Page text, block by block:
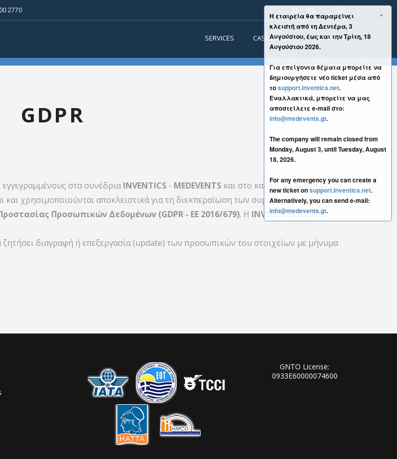
SERVICES CASE STUDIES CONTACT
2770 EL EN
GDPR
στα συνέδρια INVENTICS - MEDEVENTS και στο κανάλιLIVEMEDIA, της
και χρησιμοποιούνται αποκλειστικά για τη διεκπεραίωση των συμφωνηθέντων
Προσωπικών Δεδομένων (GDPR - ΕΕ 2016/679). Η INVENTICS A.E.δεν
διαγραφή ή επεξεργασία (update) των προσωπικών του στοιχείων με μήνυμα
GNTO License:
0933Ε60000074600
×
Η εταιρεία θα παραμείνει
κλειστή από τη Δευτέρα, 3
Αυγούστου, έως και την Τρίτη, 18
Αυγούστου 2026.
Για επείγοντα θέματα μπορείτε να
δημιουργήσετε νέο ticket μέσα από
τοsupport.inventics.net.
Εναλλακτικά, μπορείτε να μας
αποστείλετε e-mail στο:
info@medevents.gr.
The company will remain closed from
Monday, August 3, until Tuesday, August
18, 2026.
For any emergency you can create a
new ticket onsupport.inventics.net.
Alternatively, you can send e-mail:
info@medevents.gr.